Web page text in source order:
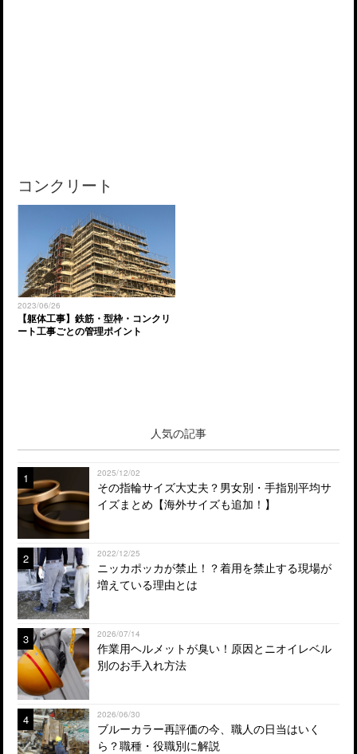
コンクリート
2023/06/26
【躯体工事】鉄筋・型枠・コンクリ
ート工事ごとの管理ポイント
人気の記事
1 2025/12/02
その指輪サイズ大丈夫？男女別・手指別平均サ
イズまとめ【海外サイズも追加！】
2 2022/12/25
ニッカポッカが禁止！？着用を禁止する現場が
増えている理由とは
3 2026/07/14
作業用ヘルメットが臭い！原因とニオイレベル
別のお手入れ方法
4 2026/06/30
ブルーカラー再評価の今、職人の日当はいく
ら？職種・役職別に解説